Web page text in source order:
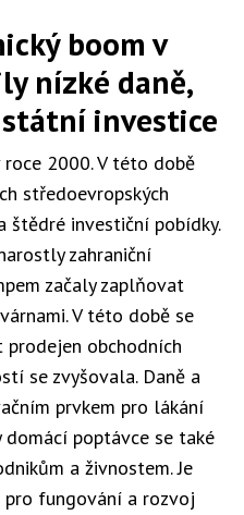
boom v
nízké daně,
investice
2000. V této době
středoevropských
štědré investiční pobídky.
zahraniční
začaly zaplňovat
V této době se
obchodních
se zvyšovala. Daně a
prvkem pro lákání
domácí poptávce se také
a živnostem. Je
pro fungování a rozvoj